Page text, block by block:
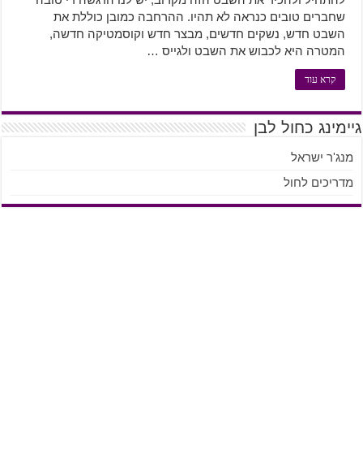
שחברים טובים כנראה לא תהיו. ההרחבה כמובן כוללת את
השבט חדש, נשקים חדשים, מבצר חדש וקוסמטיקה חדשה,
המטרה היא לכבוש את השבט ולגייס …
קרא עוד
גיימינג כחול לבן
מנג'ר ישראל
מדריכים לחול